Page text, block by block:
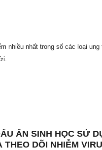
nhiều nhất trong số các loại
ẤN SINH HỌC SỬ
DÕI NHIỄM